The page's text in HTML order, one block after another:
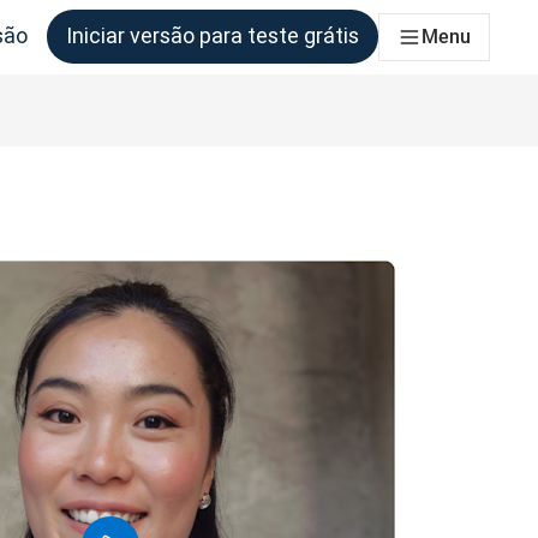
Iniciar versão para teste grátis Menu